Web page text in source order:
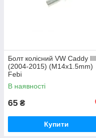
Болт колісний VW Caddy III
(2004-2015) (M14x1.5mm)
Febi
В наявності
65 ₴
Купити